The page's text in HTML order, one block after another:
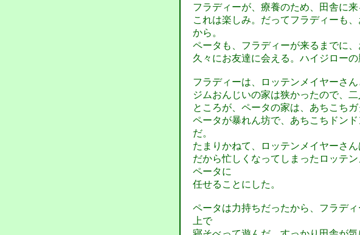
フラディーが、療養のため、田舎に来
これは楽しみ。だってフラディーも
から。
ペータも、フラディーが来るまでに
久々にお友達に会える。ハイジローの
フラディーは、ロッテンメイヤーさん
ジムおんじいの家は狭かったので、
ところが、ペータの家は、あちこちガ
ペータが暴れん坊で、あちこちドン
だ。
たまりかねて、ロッテンメイヤーさん
だから忙しくなってしまったロッテ
ペータに
任せることにした。
ペータは力持ちだったから、フラデ
上で